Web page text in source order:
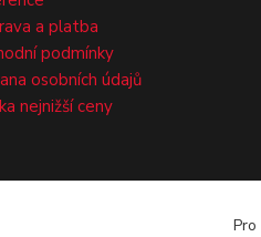
a platba
podmínky
osobních údajů
nejnižší ceny